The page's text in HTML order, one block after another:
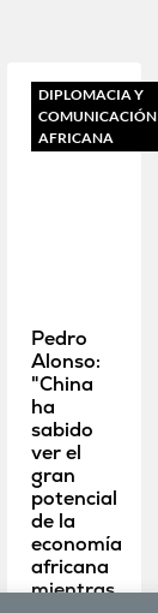
DIPLOMACIA Y
COMUNICACIÓN
AFRICANA
Pedro
Alonso:
"China
ha
sabido
ver el
gran
potencial
de la
economía
africana
mientras